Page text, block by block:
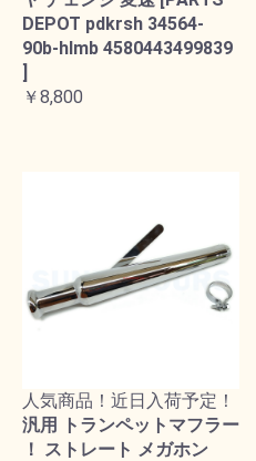
DEPOT pdkrsh 34564-
90b-hlmb 4580443499839
]
￥8,800
人気商品！近日入荷予定！
汎用 トランペットマフラー
！ ストレート メガホン